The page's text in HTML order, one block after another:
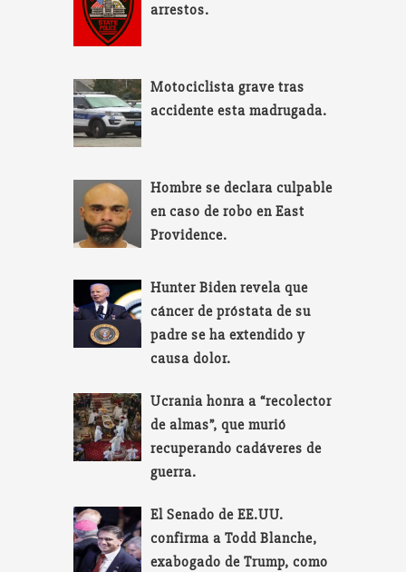
arrestos.
Motociclista grave tras
accidente esta madrugada.
Hombre se declara culpable
en caso de robo en East
Providence.
Hunter Biden revela que
cáncer de próstata de su
padre se ha extendido y
causa dolor.
Ucrania honra a “recolector
de almas”, que murió
recuperando cadáveres de
guerra.
El Senado de EE.UU.
confirma a Todd Blanche,
exabogado de Trump, como